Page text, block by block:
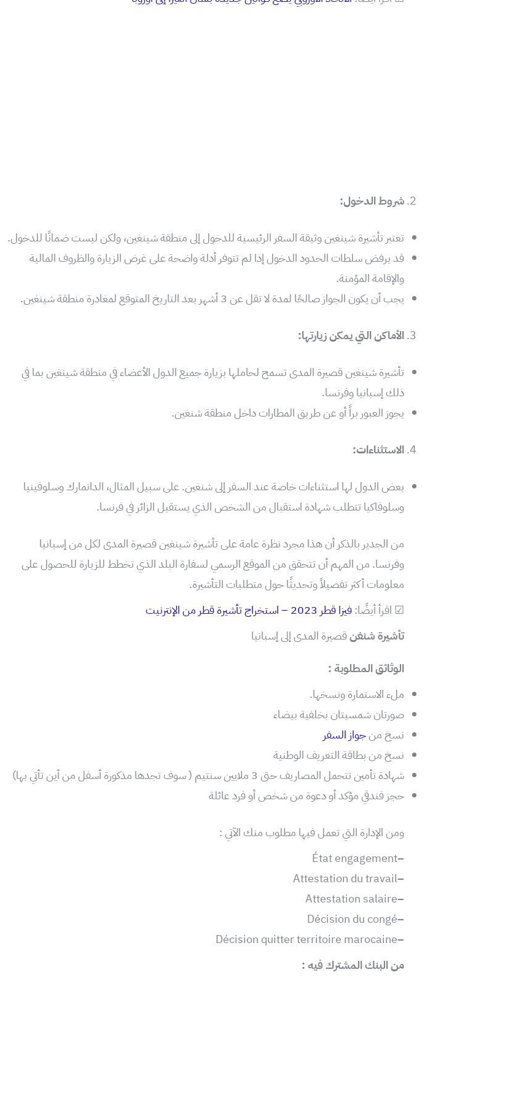
شروط الدخول:
تعتبر تأشيرة شينغين وثيقة السفر الرئيسية للدخول إلى منطقة شينغين، ولكن ليست ضمانًا للدخول.
قد يرفض سلطات الحدود الدخول إذا لم تتوفر أدلة واضحة على غرض الزيارة والظروف المالية
والإقامة المؤمنة.
يجب أن يكون الجواز صالحًا لمدة لا تقل عن 3 أشهر بعد التاريخ المتوقع لمغادرة منطقة شينغين.
الأماكن التي يمكن زيارتها:
تأشيرة شينغين قصيرة المدى تسمح لحاملها بزيارة جميع الدول الأعضاء في منطقة شينغين بما في
ذلك إسبانيا وفرنسا.
يجوز العبور براً أو عن طريق المطارات داخل منطقة شنغين.
الاستثناءات:
بعض الدول لها استثناءات خاصة عند السفر إلى شنغين. على سبيل المثال، الدانمارك وسلوفينيا
وسلوفاكيا تتطلب شهادة استقبال من الشخص الذي يستقبل الزائر في فرنسا.
من الجدير بالذكر أن هذا مجرد نظرة عامة على تأشيرة شينغين قصيرة المدى لكل من إسبانيا
وفرنسا. من المهم أن تتحقق من الموقع الرسمي لسفارة البلد الذي تخطط للزيارة للحصول على
معلومات أكثر تفصيلاً وتحديثًا حول متطلبات التأشيرة.
☑ اقرأ أيضًا:فيزا قطر 2023 – استخراج تأشيرة قطر من الإنترنيت
تأشيرة شنغنقصيرة المدى إلى إسبانيا
الوثائق المطلوبة :
ملء الاستمارة ونسخها.
صورتان شمسيتان بخلفية بيضاء
نسخ منجواز السفر
نسخ من بطاقة التعريف الوطنية
شهادة تأمين تتحمل المصاريف حتى 3 ملايين سنتيم ( سوف تجدها مذكورة أسفل من أين تأتي بها)
حجز فندقي مؤكد أو دعوة من شخص أو فرد عائلة
ومن الإدارة التي تعمل فيها مطلوب منك الآتي :
–
État engagement
–
Attestation du travail
–
Attestation salaire
–
Décision du congé
–
Décision quitter territoire marocaine
من البنك المشترك فيه :